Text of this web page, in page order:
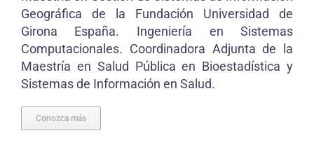
Geográfica de la Fundación Universidad de
Girona España. Ingeniería en Sistemas
Computacionales. Coordinadora Adjunta de la
Maestría en Salud Pública en Bioestadística y
Sistemas de Información en Salud.
Conozca más